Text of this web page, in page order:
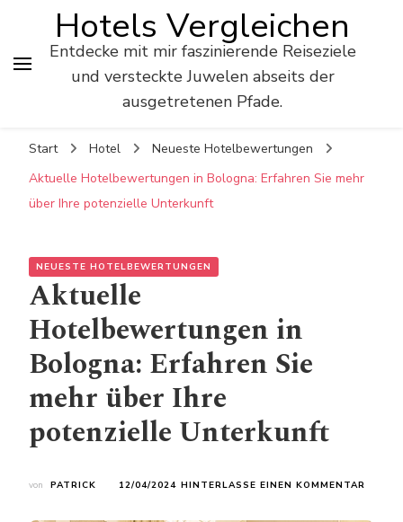
Hotels Vergleichen
Entdecke mit mir faszinierende Reiseziele
und versteckte Juwelen abseits der
ausgetretenen Pfade.
Start Hotel
Neueste Hotelbewertungen
Aktuelle Hotelbewertungen in Bologna: Erfahren Sie mehr
über Ihre potenzielle Unterkunft
NEUESTE HOTELBEWERTUNGEN
Aktuelle
Hotelbewertungen in
Bologna: Erfahren Sie
mehr über Ihre
potenzielle Unterkunft
von PATRICK 12/04/2024 HINTERLASSE EINEN KOMMENTAR